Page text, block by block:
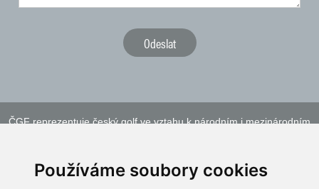
Používáme soubory cookies
ČGF reprezentuje český golf ve vztahu k národním i mezinárodním